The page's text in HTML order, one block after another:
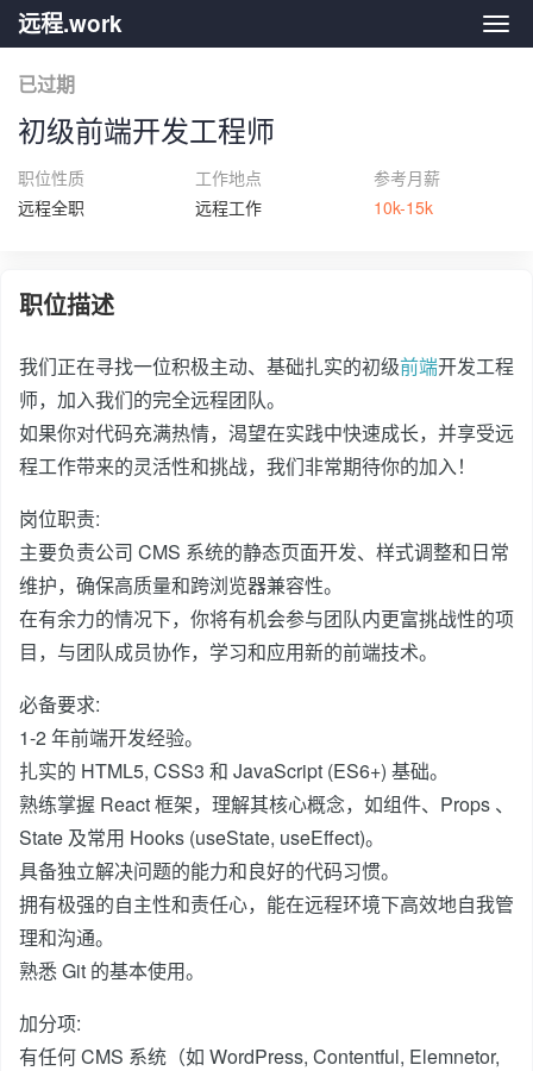
远
远程.work
已过期
初级前端开发工程师
职位性质
远程全职
工作地点
远程工作
参考月薪
10k-15k
职位描述
我们正在寻找一位积极主动、基础扎实的初级前端开发工程
师，加入我们的完全远程团队。
如果你对代码充满热情，渴望在实践中快速成长，并享受远
程工作带来的灵活性和挑战，我们非常期待你的加入！
岗位职责:
主要负责公司 CMS 系统的静态页面开发、样式调整和日常
维护，确保高质量和跨浏览器兼容性。
在有余力的情况下，你将有机会参与团队内更富挑战性的项
目，与团队成员协作，学习和应用新的前端技术。
必备要求:
1-2 年前端开发经验。
扎实的 HTML5, CSS3 和 JavaScript (ES6+) 基础。
熟练掌握 React 框架，理解其核心概念，如组件、Props 、
State 及常用 Hooks (useState, useEffect)。
具备独立解决问题的能力和良好的代码习惯。
拥有极强的自主性和责任心，能在远程环境下高效地自我管
理和沟通。
熟悉 Git 的基本使用。
加分项:
有任何 CMS 系统（如 WordPress, Contentful, Elemnetor,